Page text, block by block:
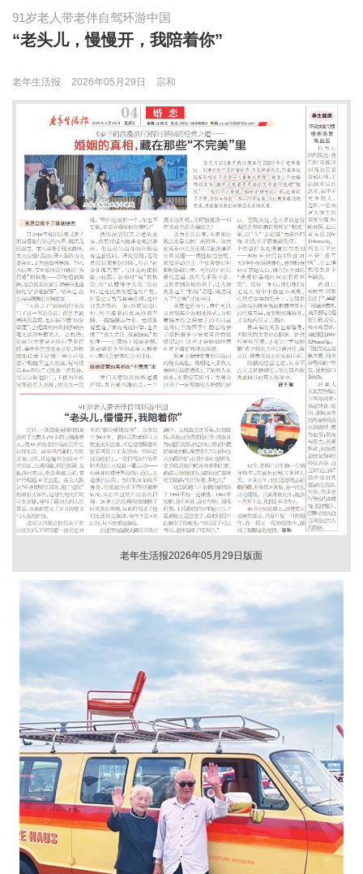
91岁老人带老伴自驾环游中国
“老头儿，慢慢开，我陪着你”
老年生活报 2026年05月29日 宗和
老年生活报2026年05月29日版面